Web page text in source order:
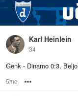
Karl Heinlein
34
Genk - Dinamo 0:3, Beljo
5mo